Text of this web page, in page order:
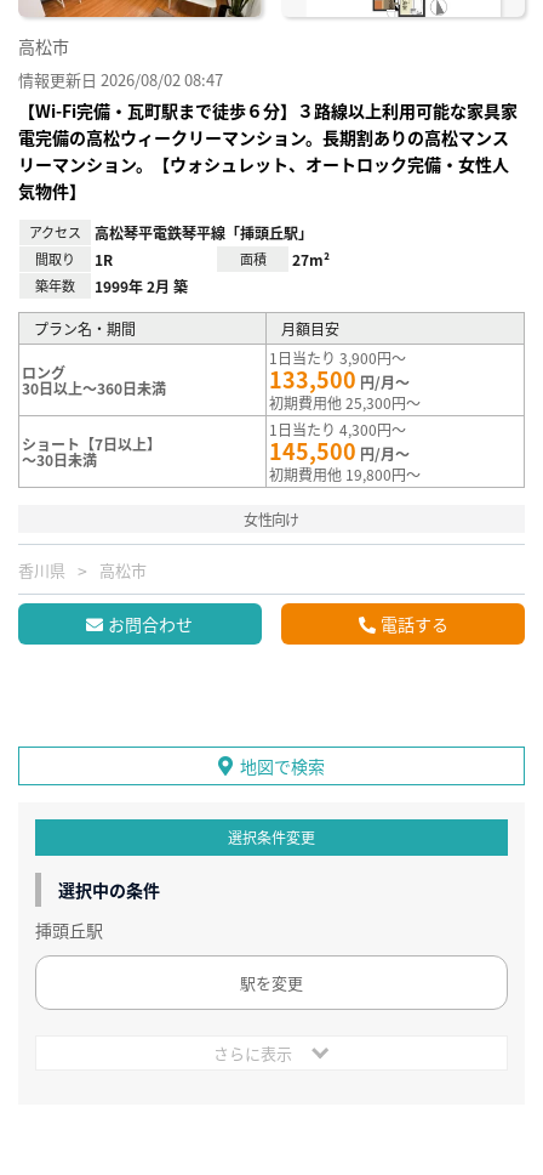
高松市
情報更新日 2026/08/02 08:47
【Wi-Fi完備・瓦町駅まで徒歩６分】３路線以上利用可能な家具家
電完備の高松ウィークリーマンション。長期割ありの高松マンス
リーマンション。【ウォシュレット、オートロック完備・女性人
気物件】
アクセス 高松琴平電鉄琴平線「挿頭丘駅」
間取り 1R 面積 27m²
築年数 1999年 2月 築
プラン名・期間 月額目安
ロング
30日以上～360日未満
1日当たり 3,900円～
133,500 円/月～
初期費用他 25,300円～
ショート【7日以上】
～30日未満
1日当たり 4,300円～
145,500 円/月～
初期費用他 19,800円～
女性向け
香川県 高松市
お問合わせ 電話する
地図で検索
選択条件変更
選択中の条件
挿頭丘駅
駅を変更
さらに表示